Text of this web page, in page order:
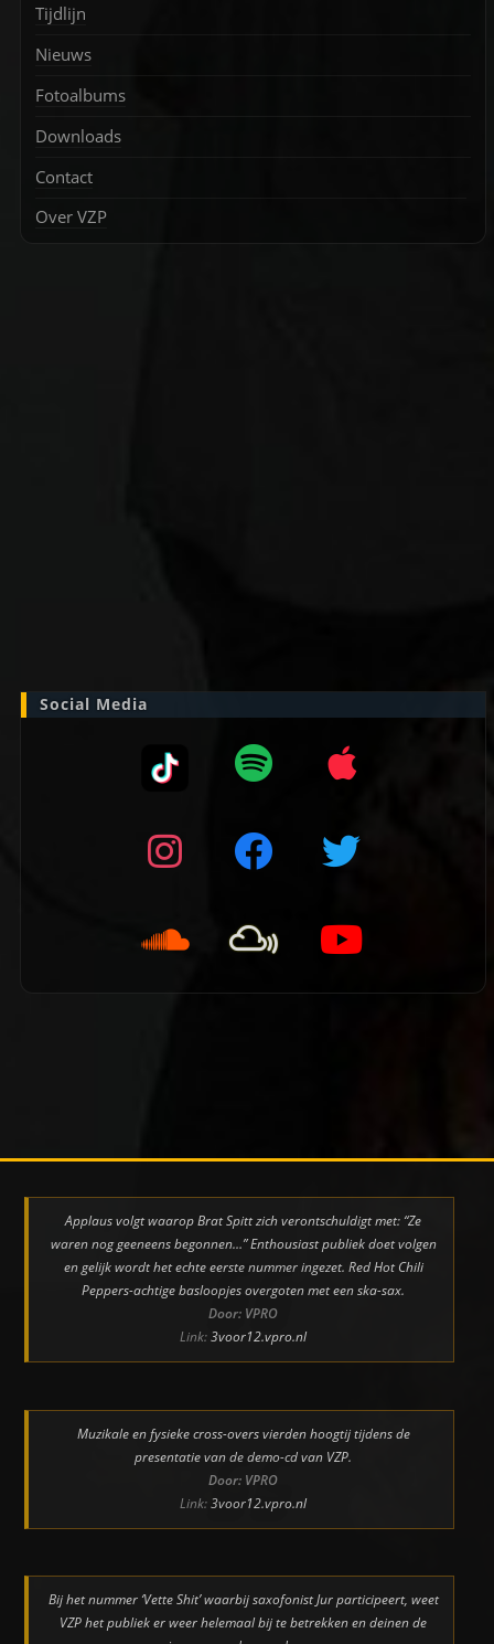
Tijdlijn
Nieuws
Fotoalbums
Downloads
Contact
Over VZP
Social Media
Applaus volgt waarop Brat Spitt zich verontschuldigt met: “Ze
waren nog geeneens begonnen…” Enthousiast publiek doet volgen
en gelijk wordt het echte eerste nummer ingezet. Red Hot Chili
Peppers-achtige basloopjes overgoten met een ska-sax.
Door: VPRO
Link:3voor12.vpro.nl
Muzikale en fysieke cross-overs vierden hoogtij tijdens de
presentatie van de demo-cd van VZP.
Door: VPRO
Link:3voor12.vpro.nl
Bij het nummer ‘Vette Shit’ waarbij saxofonist Jur participeert, weet
VZP het publiek er weer helemaal bij te betrekken en deinen de